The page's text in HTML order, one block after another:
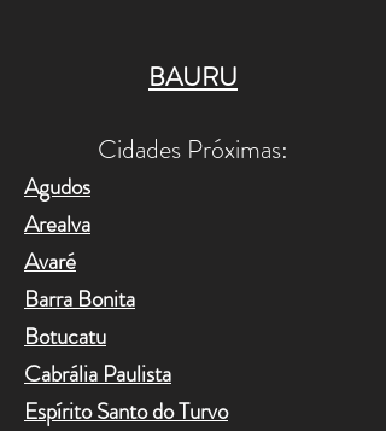
BAURU
Cidades Próximas:​
Agudos
Arealva
Avaré
Barra Bonita
Botucatu
Cabrália Paulista
Espírito Santo do Turvo